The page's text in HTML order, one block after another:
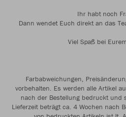
Ihr habt noch
Dann wendet Euch direkt an das
Viel Spaß bei
Farbabweichungen,
vorbehalten. Es werden alle Artikel
nach der Bestellung bedruckt und
Lieferzeit beträgt ca. 4 Wochen nach